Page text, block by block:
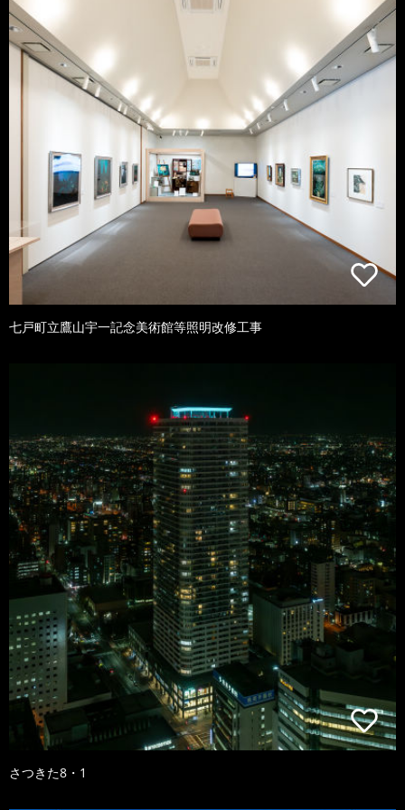
七戸町立鷹山宇一記念美術館等照明改修工事
さつきた8・1